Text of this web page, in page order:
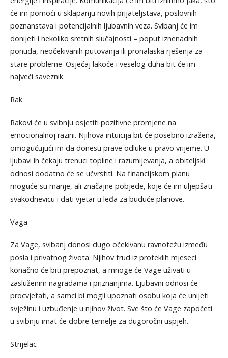
će im pomoći u sklapanju novih prijateljstava, poslovnih
poznanstava i potencijalnih ljubavnih veza. Svibanj će im
donijeti i nekoliko sretnih slučajnosti – poput iznenadnih
ponuda, neočekivanih putovanja ili pronalaska rješenja za
stare probleme. Osjećaj lakoće i veselog duha bit će im
najveći saveznik.
Rak
Rakovi će u svibnju osjetiti pozitivne promjene na
emocionalnoj razini. Njihova intuicija bit će posebno izražena,
omogućujući im da donesu prave odluke u pravo vrijeme. U
ljubavi ih čekaju trenuci topline i razumijevanja, a obiteljski
odnosi dodatno će se učvrstiti. Na financijskom planu
moguće su manje, ali značajne pobjede, koje će im uljepšati
svakodnevicu i dati vjetar u leđa za buduće planove.
Vaga
Za Vage, svibanj donosi dugo očekivanu ravnotežu između
posla i privatnog života. Njihov trud iz proteklih mjeseci
konačno će biti prepoznat, a mnoge će Vage uživati u
zasluženim nagradama i priznanjima. Ljubavni odnosi će
procvjetati, a samci bi mogli upoznati osobu koja će unijeti
svježinu i uzbuđenje u njihov život. Sve što će Vage započeti
u svibnju imat će dobre temelje za dugoročni uspjeh.
Strijelac